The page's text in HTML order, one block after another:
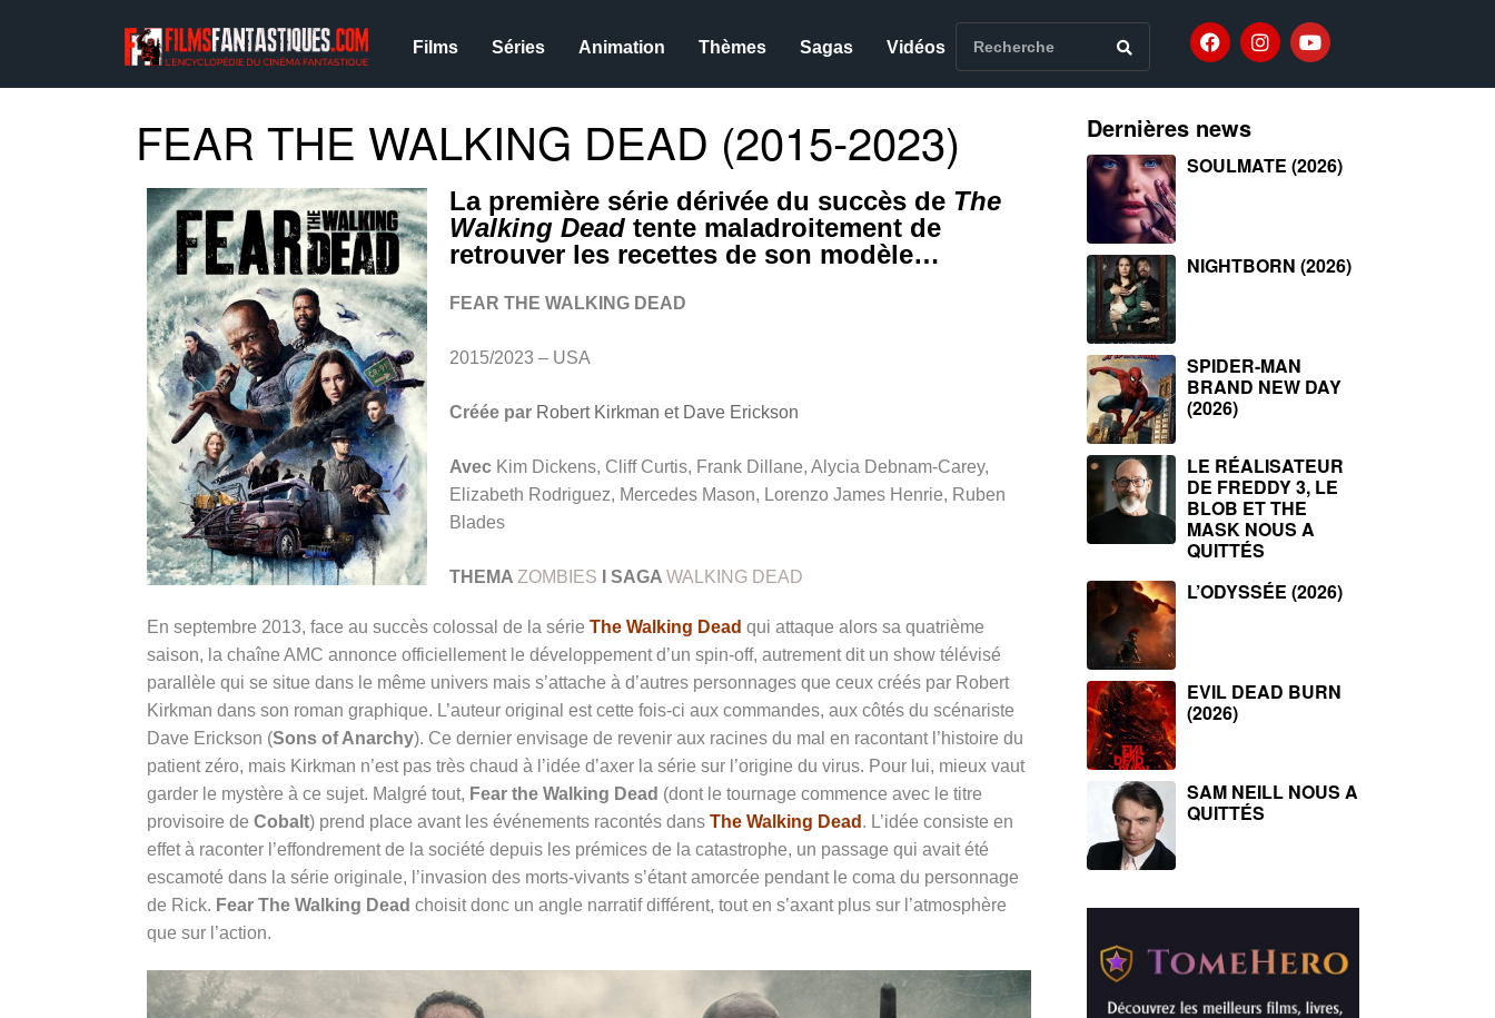
Films Séries Animation Thèmes Sagas Vidéos
FEAR THE WALKING DEAD (2015-2023)
La première série dérivée du succès de The
Walking Deadtente maladroitement de
retrouver les recettes de son modèle…
FEAR THE WALKING DEAD
2015/2023 – USA
Créée par Robert Kirkman et Dave Erickson
Avec Kim Dickens, Cliff Curtis, Frank Dillane, Alycia Debnam-Carey,
Elizabeth Rodriguez, Mercedes Mason, Lorenzo James Henrie, Ruben
Blades
THEMA ZOMBIES SAGA WALKING DEAD
En septembre 2013, face au succès colossal de la série The Walking Dead qui attaque alors sa quatrième
saison, la chaîne AMC annonce officiellement le développement d’un spin-off, autrement dit un show télévisé
parallèle qui se situe dans le même univers mais s’attache à d’autres personnages que ceux créés par Robert
Kirkman dans son roman graphique. L’auteur original est cette fois-ci aux commandes, aux côtés du scénariste
Dave Erickson (Sons of Anarchy). Ce dernier envisage de revenir aux racines du mal en racontant l’histoire du
patient zéro, mais Kirkman n’est pas très chaud à l’idée d’axer la série sur l’origine du virus. Pour lui, mieux vaut
garder le mystère à ce sujet. Malgré tout, Fear the Walking Dead (dont le tournage commence avec le titre
provisoire de Cobalt) prend place avant les événements racontés dans The Walking Dead . L’idée consiste en
effet à raconter l’effondrement de la société depuis les prémices de la catastrophe, un passage qui avait été
escamoté dans la série originale, l’invasion des morts-vivants s’étant amorcée pendant le coma du personnage
de Rick. Fear The Walking Dead choisit donc un angle narratif différent, tout en s’axant plus sur l’atmosphère
que sur l’action.
Dernières news
SOULMATE (2026)
NIGHTBORN (2026)
SPIDER-MAN
BRAND NEW DAY
(2026)
LE RÉALISATEUR
DE FREDDY 3, LE
BLOB ET THE
MASK NOUS A
QUITTÉS
L’ODYSSÉE (2026)
EVIL DEAD BURN
(2026)
SAM NEILL NOUS A
QUITTÉS